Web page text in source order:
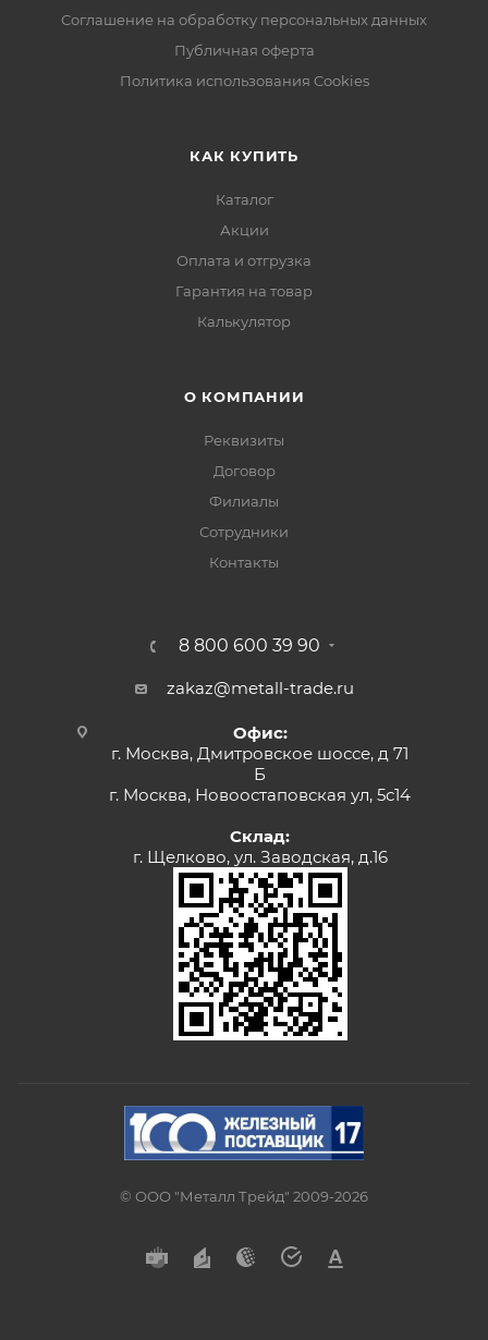
Соглашение на обработку персональных данных
Публичная оферта
Политика использования Cookies
КАК КУПИТЬ
Каталог
Акции
Оплата и отгрузка
Гарантия на товар
Калькулятор
О КОМПАНИИ
Реквизиты
Договор
Филиалы
Сотрудники
Контакты
8 800 600 39 90
zakaz@metall-trade.ru
Офис:
г. Москва, Дмитровское шоссе, д 71
Б
г. Москва, Новоостаповская ул, 5с14
Склад:
г. Щелково, ул. Заводская, д.16
© ООО "Металл Трейд" 2009-2026